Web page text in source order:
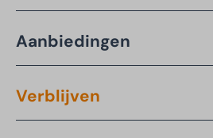
Aanbiedingen
Verblijven